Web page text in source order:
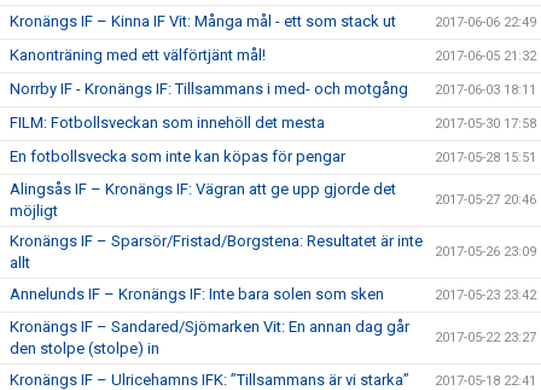
Kronängs IF – Kinna IF Vit: Många mål - ett som stack ut 2017-06-06 22:49
Kanonträning med ett välförtjänt mål! 2017-06-05 21:32
Norrby IF - Kronängs IF: Tillsammans i med- och motgång 2017-06-03 18:11
FILM: Fotbollsveckan som innehöll det mesta 2017-05-30 17:58
En fotbollsvecka som inte kan köpas för pengar 2017-05-28 15:51
Alingsås IF – Kronängs IF: Vägran att ge upp gjorde det
möjligt
2017-05-27 20:46
Kronängs IF – Sparsör/Fristad/Borgstena: Resultatet är inte
allt
2017-05-26 23:09
Annelunds IF – Kronängs IF: Inte bara solen som sken 2017-05-23 23:42
Kronängs IF – Sandared/Sjömarken Vit: En annan dag går
den stolpe (stolpe) in
2017-05-22 23:27
Kronängs IF – Ulricehamns IFK: ”Tillsammans är vi starka” 2017-05-18 22:41